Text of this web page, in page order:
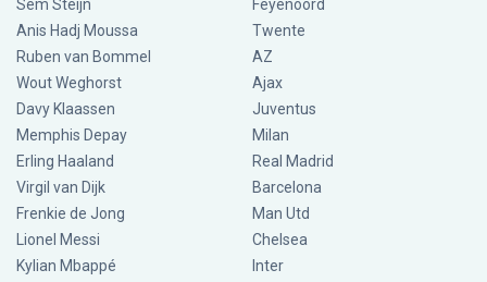
Sem Steijn
Anis Hadj Moussa
Ruben van Bommel
Wout Weghorst
Davy Klaassen
Memphis Depay
Erling Haaland
Virgil van Dijk
Frenkie de Jong
Lionel Messi
Kylian Mbappé
Feyenoord
Twente
AZ
Ajax
Juventus
Milan
Real Madrid
Barcelona
Man Utd
Chelsea
Inter